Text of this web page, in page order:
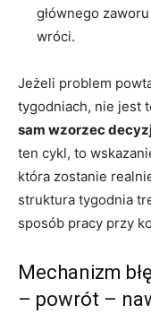
głównego
wróci.
Jeżeli problem
tygodniach, nie jest
sam wzorzec
ten cykl, to
która zostanie
struktura tygodnia
sposób pracy przy
Mechanizm
– powrót –